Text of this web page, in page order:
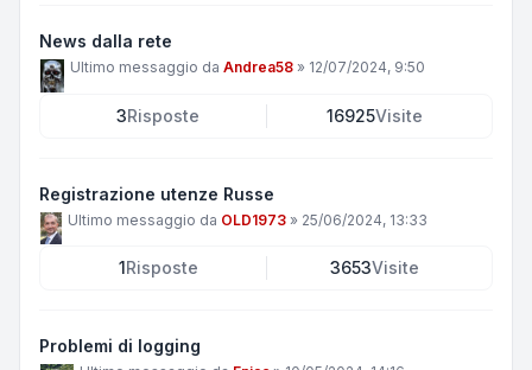
News dalla rete
Ultimo messaggio da Andrea58 » 12/07/2024, 9:50
3Risposte 16925Visite
Registrazione utenze Russe
Ultimo messaggio da OLD1973 » 25/06/2024, 13:33
1Risposte 3653Visite
Problemi di logging